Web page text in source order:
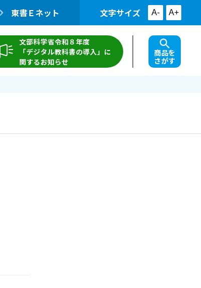
東書Ｅネット 文字サイズ A- A+
文部科学省令和８年度
「デジタル教科書の導入」に
関するお知らせ
商品を
さがす